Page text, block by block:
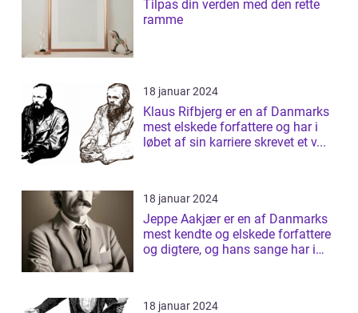
Tilpas din verden med den rette
ramme
18 januar 2024
Klaus Rifbjerg er en af Danmarks
mest elskede forfattere og har i
løbet af sin karriere skrevet et v...
18 januar 2024
Jeppe Aakjær er en af Danmarks
mest kendte og elskede forfattere
og digtere, og hans sange har i
18 januar 2024